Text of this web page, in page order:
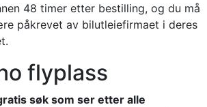
48 timer etter bestilling, og du må
påkrevet av bilutleiefirmaet i deres
flyplass
søk som ser etter alle